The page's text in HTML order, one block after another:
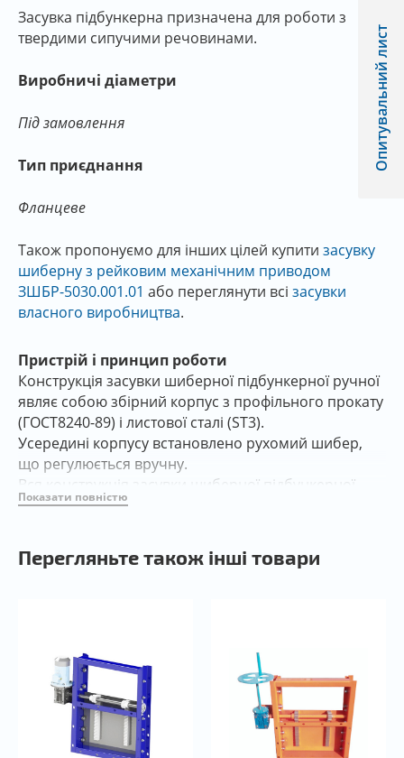
Засувка підбункерна призначена для роботи з
твердими сипучими речовинами.
Виробничі діаметри
Під замовлення
Тип приєднання
Фланцеве
Також пропонуємо для інших цілей купити засувку
шиберну з рейковим механічним приводом
ЗШБР-5030.001.01 або переглянути всі засувки
власного виробництва.
Пристрій і принцип роботи
Конструкція засувки шиберної підбункерної ручної
являє собою збірний корпус з профільного прокату
(ГОСТ8240-89) і листової сталі (ST3).
Усередині корпусу встановлено рухомий шибер,
що регулюється вручну.
Вся конструкція засувки шиберної підбункерної
ручної має антикорозійне порошкове покриття,
Експлуатація та технічне обслуговування
Підйом і переміщення засувки підбункерної:
• Щоб уникнути пошкоджень, особливо
пошкоджень антикорозійного покриття, для
підйому і переміщення засувки необхідно
використовувати м'які стропи. Стропи повинні
кріпитися навколо корпусу у верхній частині
засувки.
Показати повністю
Перегляньте також інші товари
Опитувальний лист